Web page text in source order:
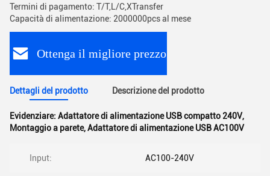
Termini di pagamento: T/T,L/C,XTransfer
Capacità di alimentazione: 2000000pcs al mese
Ottenga il migliore prezzo
Dettagli del prodotto Descrizione del prodotto
Evidenziare: Adattatore di alimentazione USB compatto 240V,
Montaggio a parete,Adattatore di alimentazione USB AC100V
Input: AC100-240V